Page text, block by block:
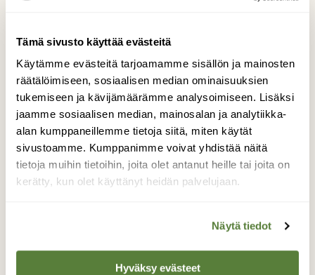
Tämä sivusto käyttää evästeitä
Käytämme evästeitä tarjoamamme sisällön ja mainosten
räätälöimiseen, sosiaalisen median ominaisuuksien
tukemiseen ja kävijämäärämme analysoimiseen. Lisäksi
jaamme sosiaalisen median, mainosalan ja analytiikka-
alan kumppaneillemme tietoja siitä, miten käytät
sivustoamme. Kumppanimme voivat yhdistää näitä
tietoja muihin tietoihin, joita olet antanut heille tai joita on
kerätty, kun olet käyttänyt heidän palvelujaan.
Näytä tiedot
Hyväksy evästeet
Järviruokoa
Se tarjoaa vesilinnuille hyviä piilopaikkoja
pesimiseen. Tosin kettu ne kyllä löytää.
TAKAISIN LISTAAN